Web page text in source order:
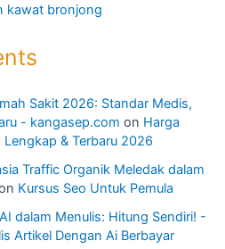
kawat bronjong
Sakit 2026: Standar Medis,
- kangasep.com on Harga
& Terbaru 2026
Traffic Organik Meledak dalam
Kursus Seo Untuk Pemula
dalam Menulis: Hitung Sendiri! -
Artikel Dengan Ai Berbayar